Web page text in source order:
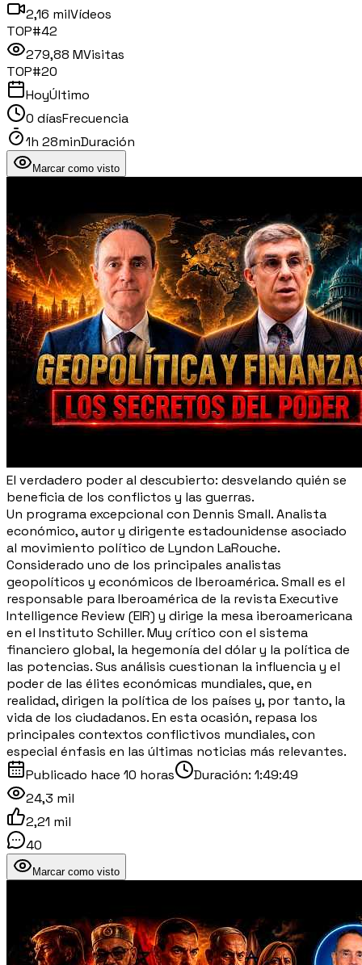
2,16 milVídeos
TOP#42
279,88 MVisitas
TOP#20
HoyÚltimo
0 díasFrecuencia
1h 28minDuración
Marcar como visto
El verdadero poder al descubierto: desvelando quién se
beneficia de los conflictos y las guerras.
Un programa excepcional con Dennis Small. Analista
económico, autor y dirigente estadounidense asociado
al movimiento político de Lyndon LaRouche.
Considerado uno de los principales analistas
geopolíticos y económicos de Iberoamérica. Small es el
responsable para Iberoamérica de la revista Executive
Intelligence Review (EIR) y dirige la mesa iberoamericana
en el Instituto Schiller. Muy crítico con el sistema
financiero global, la hegemonía del dólar y la política de
las potencias. Sus análisis cuestionan la influencia y el
poder de las élites económicas mundiales, que, en
realidad, dirigen la política de los países y, por tanto, la
vida de los ciudadanos. En esta ocasión, repasa los
principales contextos conflictivos mundiales, con
especial énfasis en las últimas noticias más relevantes.
Publicado hace 10 horas Duración: 1:49:49
24,3 mil
2,21 mil
40
Marcar como visto